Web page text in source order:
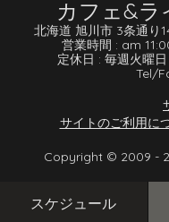
カフェ&ラ
北海道 旭川市 3条通り
営業時間 : am
定休日 : 毎週火曜日
Tel/
サイトのご利用に
Copyright © 2009 -
スケジュール